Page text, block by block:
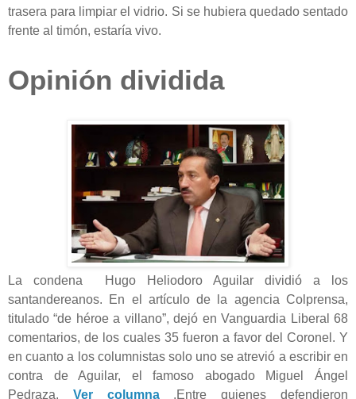
trasera para limpiar el vidrio. Si se hubiera quedado sentado
frente al timón, estaría vivo.
Opinión dividida
La condena Hugo Heliodoro Aguilar dividió a los
santandereanos. En el artículo de la agencia Colprensa,
titulado “de héroe a villano”, dejó en Vanguardia Liberal 68
comentarios, de los cuales 35 fueron a favor del Coronel. Y
en cuanto a los columnistas solo uno se atrevió a escribir en
contra de Aguilar, el famoso abogado Miguel Ángel
Pedraza. Ver columna.Entre quienes defendieron